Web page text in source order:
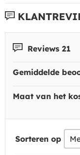
Reviews 21
Gemiddelde
Maat van het
Sorteren op